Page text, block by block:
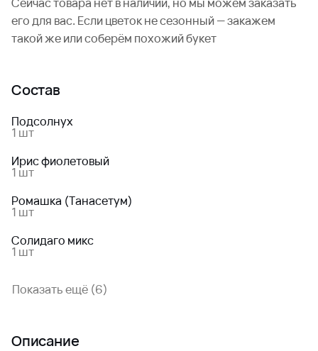
его для вас. Если цветок не сезонный — закажем
такой же или соберём похожий букет
Состав
Подсолнух
1 шт
Ирис фиолетовый
1 шт
Ромашка (Танасетум)
1 шт
Солидаго микс
1 шт
Показать ещё (6)
Описание